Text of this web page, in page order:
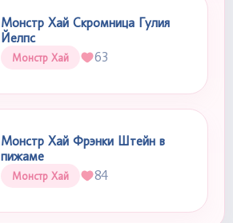
Монстр Хай Скромница Гулия
Йелпс
Монстр Хай 63
Монстр Хай Фрэнки Штейн в
пижаме
Монстр Хай 84